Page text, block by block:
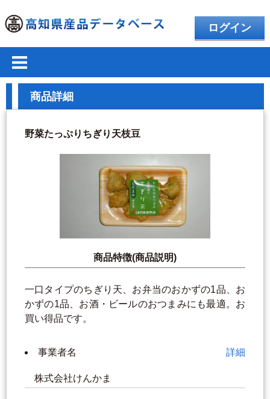
ログイン
商品詳細
野菜たっぷりちぎり天枝豆
商品特徴(商品説明)
一口タイプのちぎり天、お弁当のおかずの1品、お
かずの1品、お酒・ビールのおつまみにも最適。お
買い得品です。
事業者名 詳細
株式会社けんかま